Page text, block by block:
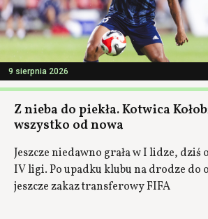
9 sierpnia 2026
Z nieba do piekła. Kotwica
wszystko od nowa
Jeszcze niedawno grała w I lidze, dziś
IV ligi. Po upadku klubu na drodze do
jeszcze zakaz transferowy FIFA